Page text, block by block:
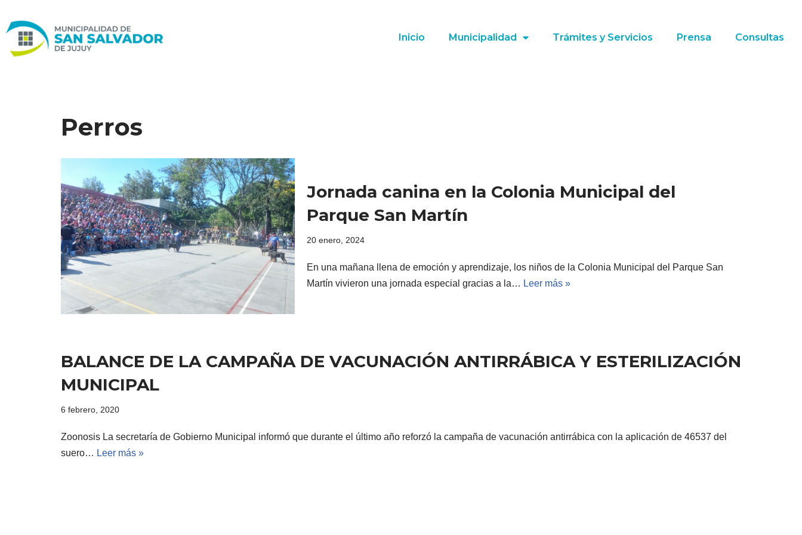
Ir
al
Inicio Municipalidad Trámites y Servicios Prensa Consultas
Perros
Jornada canina en la Colonia Municipal del
Parque San Martín
20 enero, 2024
En una mañana llena de emoción y aprendizaje, los niños de la Colonia Municipal del Parque San
Martín vivieron una jornada especial gracias a la… Leer más »
BALANCE DE LA CAMPAÑA DE VACUNACIÓN ANTIRRÁBICA Y ESTERILIZACIÓN
MUNICIPAL
6 febrero, 2020
Zoonosis La secretaría de Gobierno Municipal informó que durante el último año reforzó la campaña de vacunación antirrábica con la aplicación de 46537 del
suero… Leer más »